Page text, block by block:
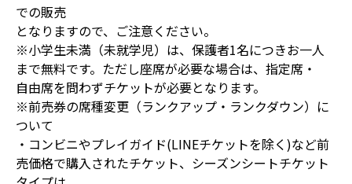
での販売
となりますので、ご注意ください。
※小学生未満（未就学児）は、保護者1名につきお一人
まで無料です。ただし座席が必要な場合は、指定席・
自由席を問わずチケットが必要となります。
※前売券の席種変更（ランクアップ・ランクダウン）に
ついて
・コンビニやプレイガイド(LINEチケットを除く)など前
売価格で購入されたチケット、シーズンシートチケット